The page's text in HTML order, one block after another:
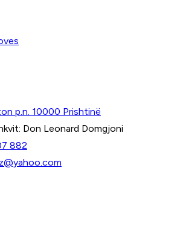
p.n. 10000 Prishtinë
Don Leonard Domgjoni
882